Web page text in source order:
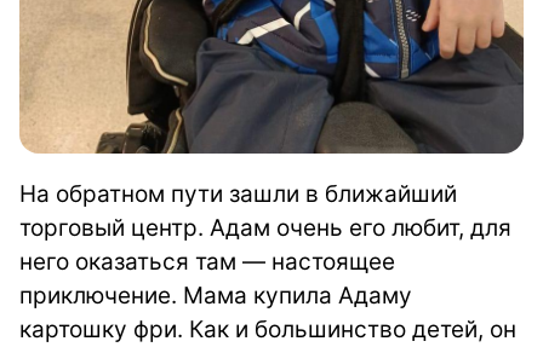
На обратном пути зашли в ближайший
торговый центр. Адам очень его любит, для
него оказаться там — настоящее
приключение. Мама купила Адаму
картошку фри. Как и большинство детей, он